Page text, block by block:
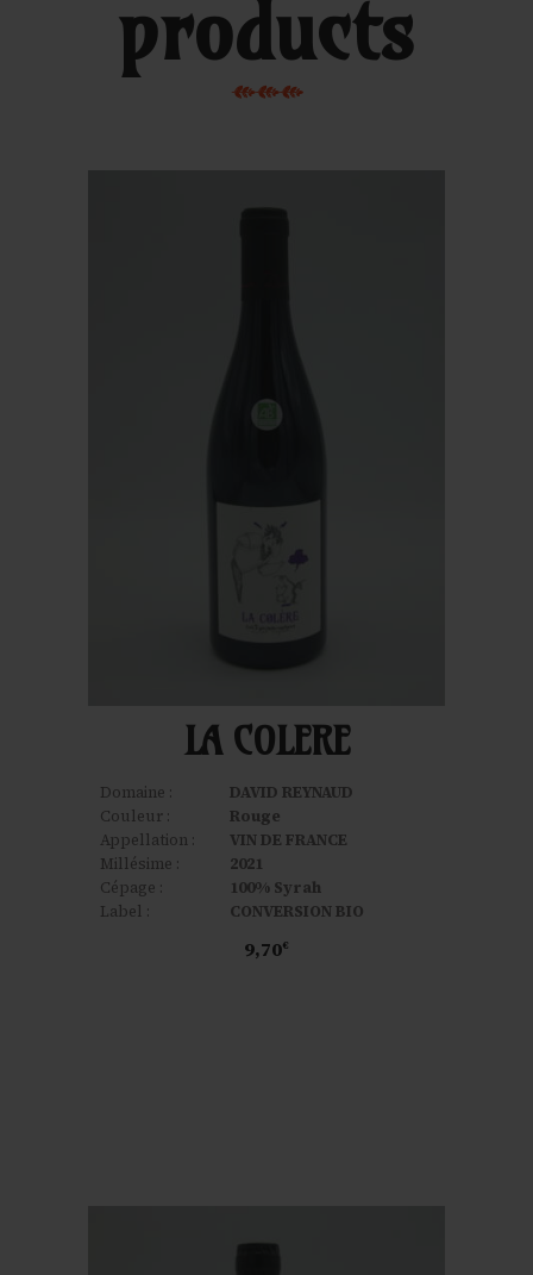
products
LA COLERE
Domaine :
DAVID REYNAUD
Couleur :
Rouge
Appellation :
VIN DE FRANCE
Millésime :
2021
Cépage :
100% Syrah
Label :
CONVERSION BIO
9,70€